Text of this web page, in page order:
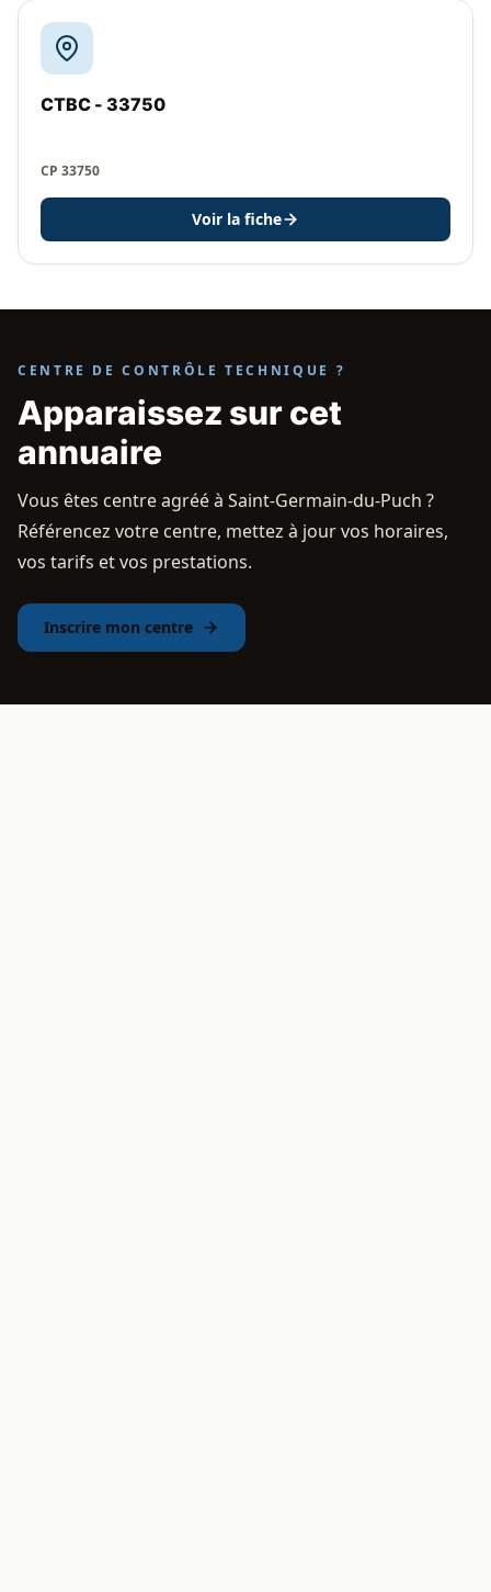
CTBC - 33750
CP 33750
Voir la fiche
CENTRE DE CONTRÔLE TECHNIQUE ?
Apparaissez sur cet
annuaire
Vous êtes centre agréé à Saint-Germain-du-Puch ?
Référencez votre centre, mettez à jour vos horaires,
vos tarifs et vos prestations.
Inscrire mon centre